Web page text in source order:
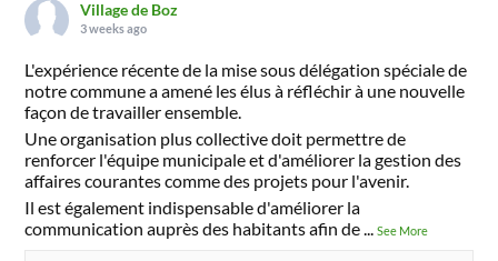
Village de Boz
3 weeks ago
L'expérience récente de la mise sous délégation spéciale de
notre commune a amené les élus à réfléchir à une nouvelle
façon de travailler ensemble.
Une organisation plus collective doit permettre de
renforcer l'équipe municipale et d'améliorer la gestion des
affaires courantes comme des projets pour l'avenir.
Il est également indispensable d'améliorer la
communication auprès des habitants afin de
...See More